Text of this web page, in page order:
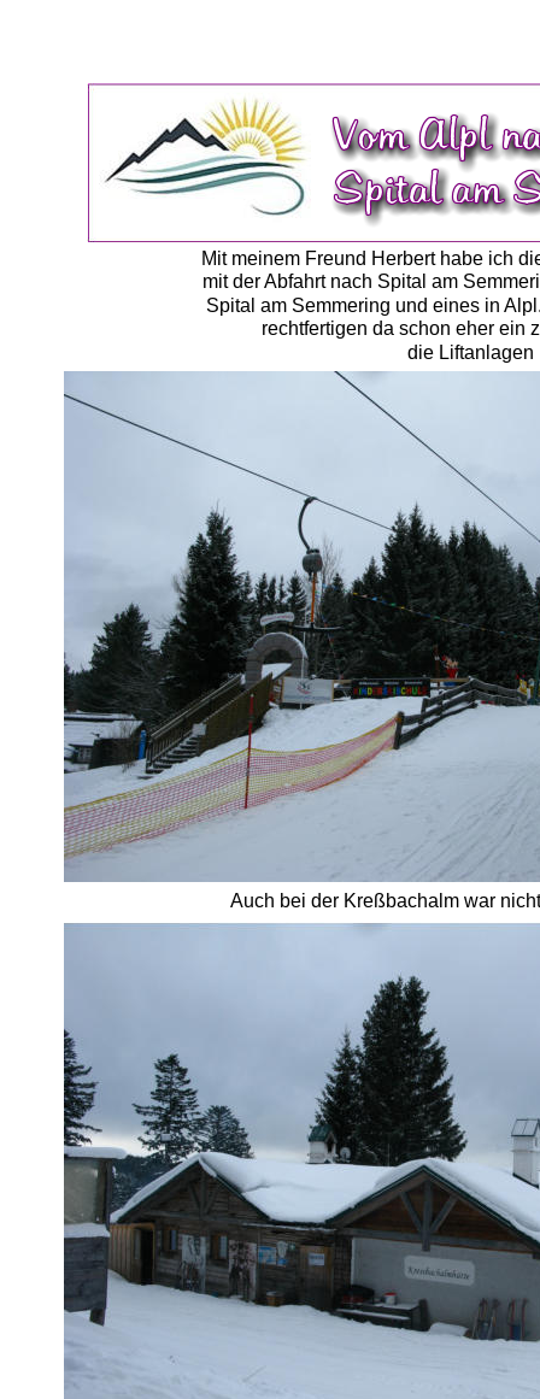
Mit meinem Freund Herbert habe ich
mit der Abfahrt nach Spital am
Spital am Semmering und eines in
rechtfertigen da schon eher ein
die Liftanlagen
Auch bei der Kreßbachalm war